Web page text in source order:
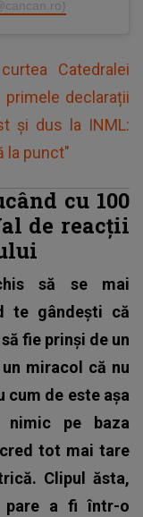
Catedralei
primele declarații
și dus la INML:
la punct"
cu 100
de reacții
să se mai
te gândești că
fie prinși de un
miracol că nu
cum de este așa
nimic pe baza
cred tot mai tare
Clipul ăsta,
pare a fi într-o